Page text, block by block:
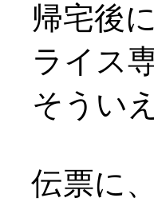
帰宅後
ライス
そうい
伝票に